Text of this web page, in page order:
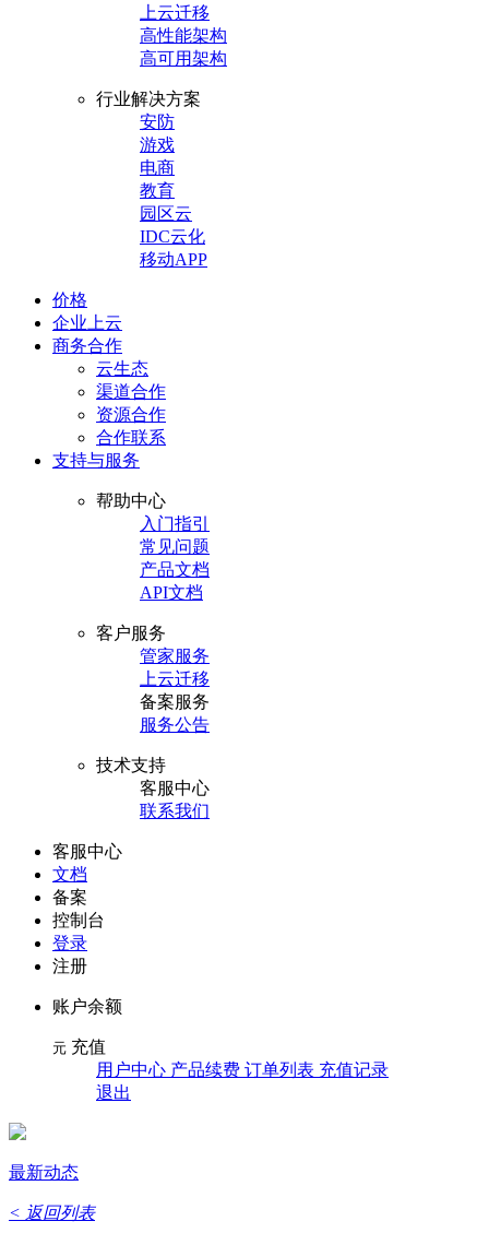
上云迁移
高性能架构
高可用架构
行业解决方案
安防
游戏
电商
教育
园区云
IDC云化
移动APP
价格
企业上云
商务合作
云生态
渠道合作
资源合作
合作联系
支持与服务
帮助中心
入门指引
常见问题
产品文档
API文档
客户服务
管家服务
上云迁移
备案服务
服务公告
技术支持
客服中心
联系我们
客服中心
文档
备案
控制台
登录
注册
账户余额
元 充值
用户中心 产品续费 订单列表 充值记录
退出
最新动态
< 返回列表